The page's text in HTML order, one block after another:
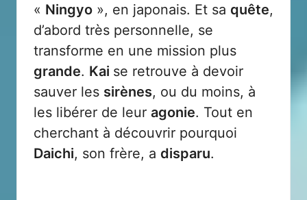
« Ningyo », en japonais. Et sa quête,
d’abord très personnelle, se
transforme en une mission plus
grande. Kai se retrouve à devoir
sauver les sirènes, ou du moins, à
les libérer de leur agonie. Tout en
cherchant à découvrir pourquoi
Daichi, son frère, a disparu.